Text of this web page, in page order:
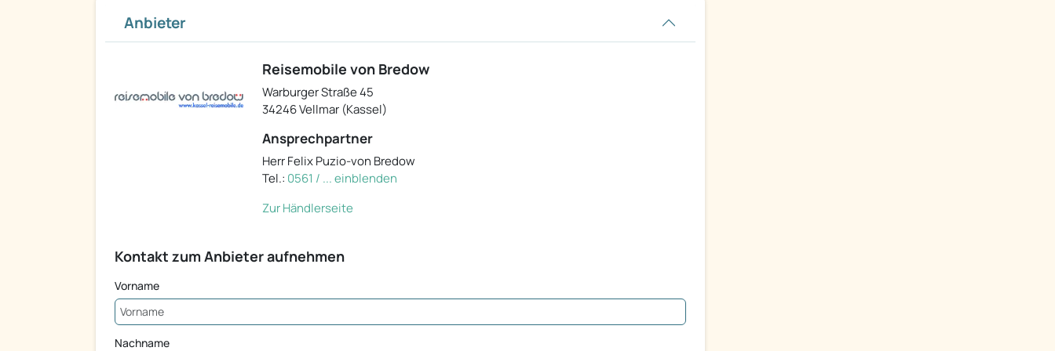
Anbieter
Reisemobile von Bredow
Warburger Straße 45
34246 Vellmar (Kassel)
Ansprechpartner
Herr Felix Puzio-von Bredow
Tel.: 0561 / ... einblenden
Zur Händlerseite
Kontakt zum Anbieter aufnehmen
Vorname
Nachname